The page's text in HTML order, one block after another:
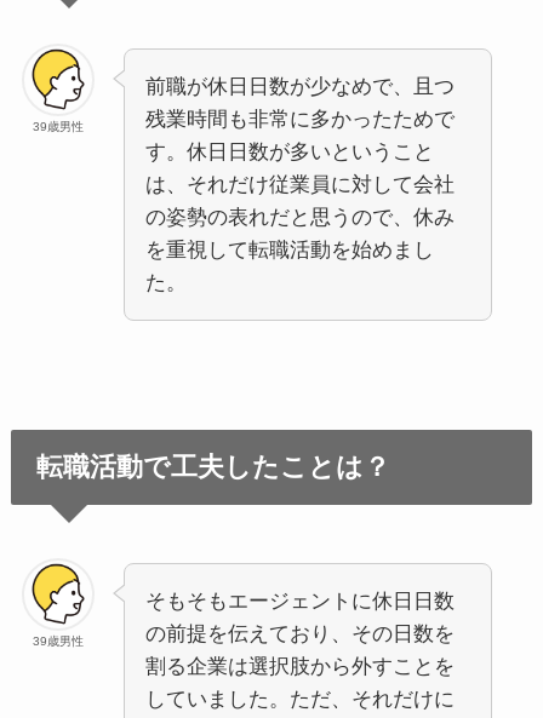
39歳男性
前職が休日日数が少なめで、且つ
残業時間も非常に多かったためで
す。休日日数が多いということ
は、それだけ従業員に対して会社
の姿勢の表れだと思うので、休み
を重視して転職活動を始めまし
た。
転職活動で工夫したことは？
39歳男性
そもそもエージェントに休日日数
の前提を伝えており、その日数を
割る企業は選択肢から外すことを
していました。ただ、それだけに